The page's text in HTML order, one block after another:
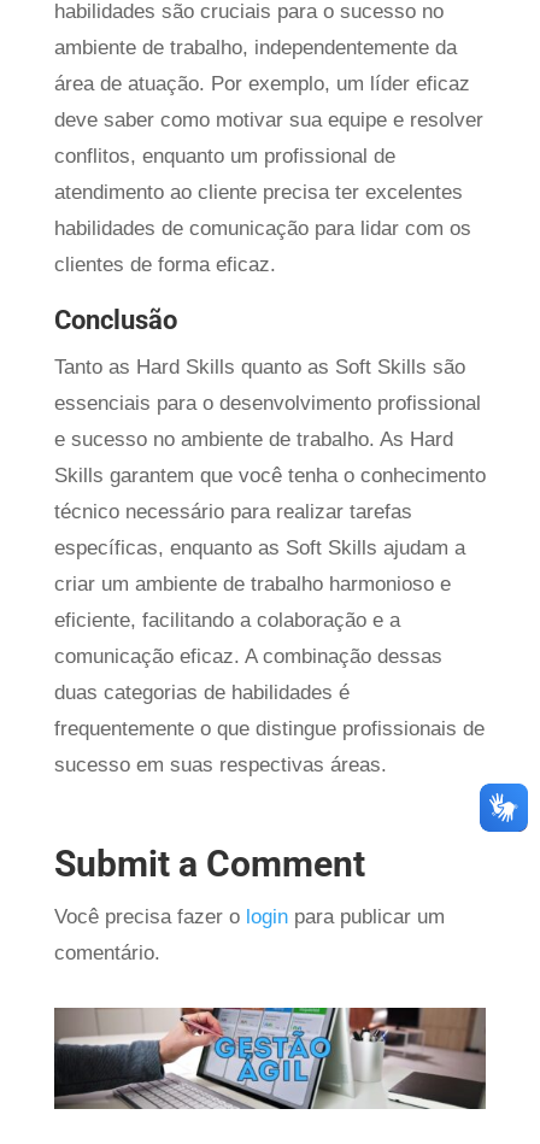
habilidades são cruciais para o sucesso no
ambiente de trabalho, independentemente da
área de atuação. Por exemplo, um líder eficaz
deve saber como motivar sua equipe e resolver
conflitos, enquanto um profissional de
atendimento ao cliente precisa ter excelentes
habilidades de comunicação para lidar com os
clientes de forma eficaz.
Conclusão
Tanto as Hard Skills quanto as Soft Skills são
essenciais para o desenvolvimento profissional
e sucesso no ambiente de trabalho. As Hard
Skills garantem que você tenha o conhecimento
técnico necessário para realizar tarefas
específicas, enquanto as Soft Skills ajudam a
criar um ambiente de trabalho harmonioso e
eficiente, facilitando a colaboração e a
comunicação eficaz. A combinação dessas
duas categorias de habilidades é
frequentemente o que distingue profissionais de
sucesso em suas respectivas áreas.
Submit a Comment
Você precisa fazer o loginpara publicar um
comentário.